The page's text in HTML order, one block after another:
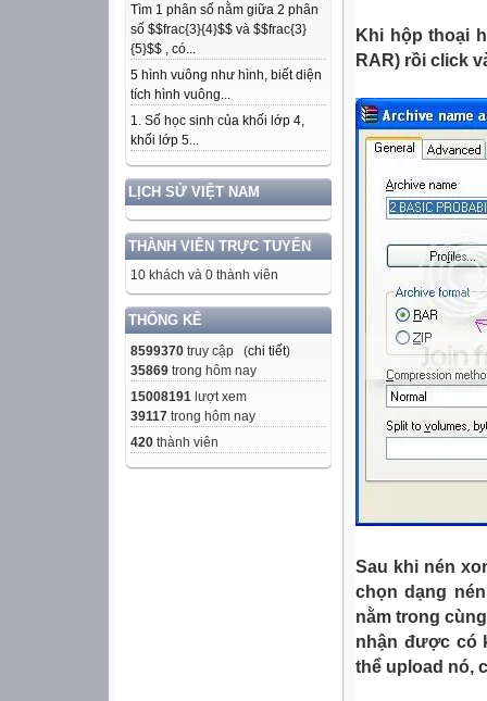
Tìm 1 phân số nằm giữa 2 phân
số $$frac{3}{4}$$ và $$frac{3}
{5}$$ , có...
5 hình vuông như hình, biết diện
tích hình vuông...
1. Số học sinh của khối lớp 4,
khối lớp 5...
LỊCH SỬ VIỆT NAM
THÀNH VIÊN TRỰC TUYẾN
10 khách và 0 thành viên
THỐNG KÊ
8599370 truy cập (chi tiết)
35869 trong hôm nay
15008191 lượt xem
39117 trong hôm nay
420 thành viên
Khi hộp thoại
RAR) rồi click
Sau khi nén
chọn dạng
nằm trong
nhận được có
thể upload nó,